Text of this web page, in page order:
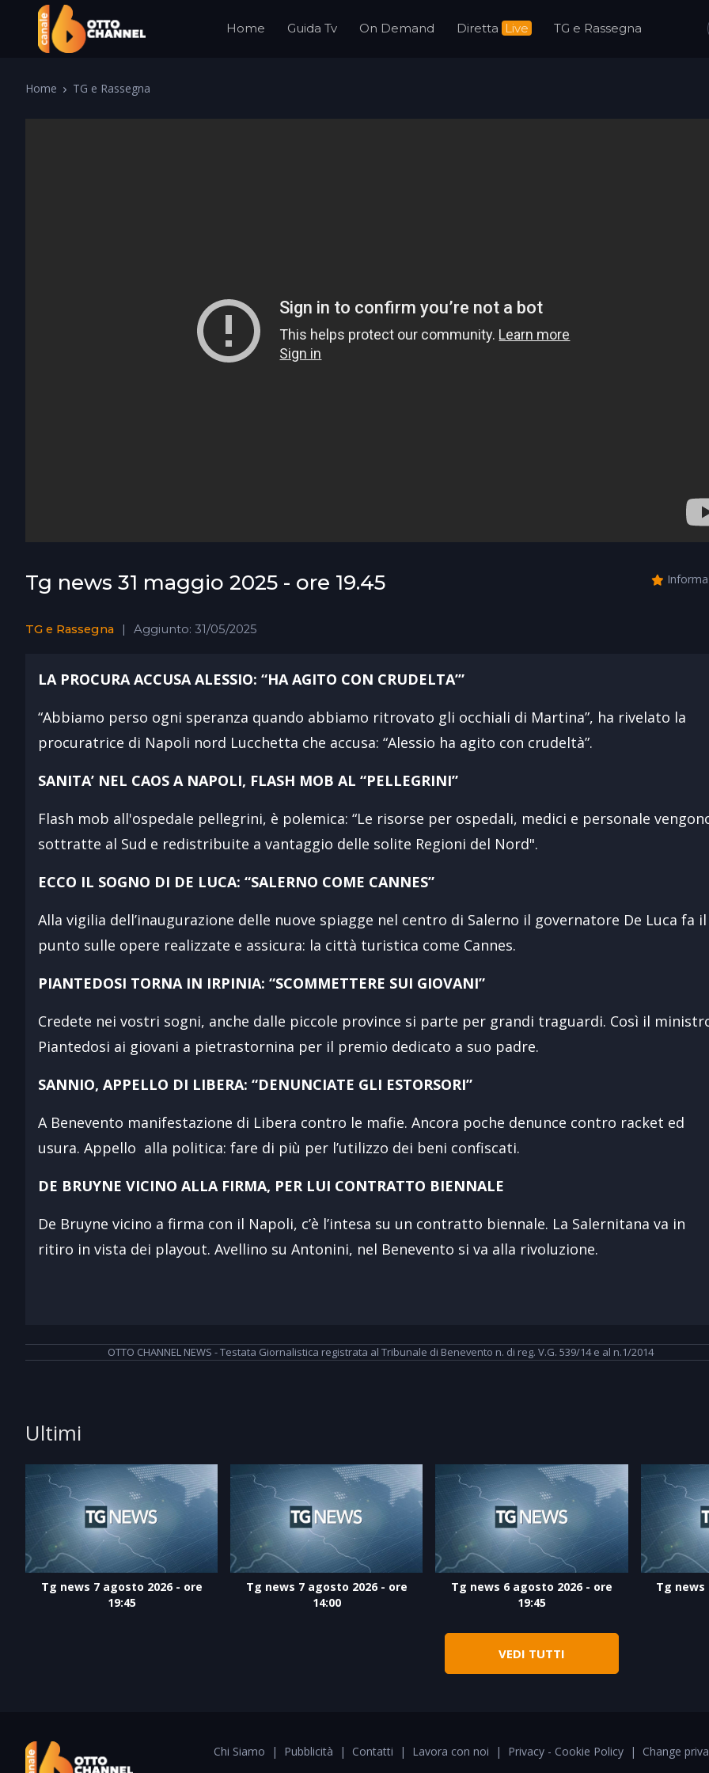
Home Guida Tv On Demand Diretta Live TG e Rassegna
Home TG e Rassegna
Tg news 31 maggio 2025 - ore 19.45
TG e Rassegna Aggiunto: 31/05/2025
LA PROCURA ACCUSA ALESSIO: “HA AGITO CON CRUDELTA’”
“Abbiamo perso ogni speranza quando abbiamo ritrovato gli occhiali di Martina”, ha rivelato la
procuratrice di Napoli nord Lucchetta che accusa: “Alessio ha agito con crudeltà”.
SANITA’ NEL CAOS A NAPOLI, FLASH MOB AL “PELLEGRINI”
Flash mob all'ospedale pellegrini, è polemica: “Le risorse per ospedali, medici e personale
sottratte al Sud e redistribuite a vantaggio delle solite Regioni del Nord".
ECCO IL SOGNO DI DE LUCA: “SALERNO COME CANNES”
Alla vigilia dell’inaugurazione delle nuove spiagge nel centro di Salerno il governatore De Luca fa il
punto sulle opere realizzate e assicura: la città turistica come Cannes.
PIANTEDOSI TORNA IN IRPINIA: “SCOMMETTERE SUI GIOVANI”
Credete nei vostri sogni, anche dalle piccole province si parte per grandi traguardi. Così il
Piantedosi ai giovani a pietrastornina per il premio dedicato a suo padre.
SANNIO, APPELLO DI LIBERA: “DENUNCIATE GLI ESTORSORI”
A Benevento manifestazione di Libera contro le mafie. Ancora poche denunce contro racket ed
usura. Appello alla politica: fare di più per l’utilizzo dei beni confiscati.
DE BRUYNE VICINO ALLA FIRMA, PER LUI CONTRATTO BIENNALE
De Bruyne vicino a firma con il Napoli, c’è l’intesa su un contratto biennale. La Salernitana va in
ritiro in vista dei playout. Avellino su Antonini, nel Benevento si va alla rivoluzione.
OTTO CHANNEL NEWS - Testata Giornalistica registrata al Tribunale di Benevento n. di reg. V.G. 539/14 e al n.1/2014
Ultimi
Tg news 7 agosto 2026 - ore
19:45
Tg news 7 agosto 2026 - ore
14:00
Tg news 6 agosto 2026 - ore
19:45
Tg news
VEDI TUTTI
Chi Siamo | Pubblicità | Contatti | Lavora con noi | Privacy - Cookie Policy |
Change